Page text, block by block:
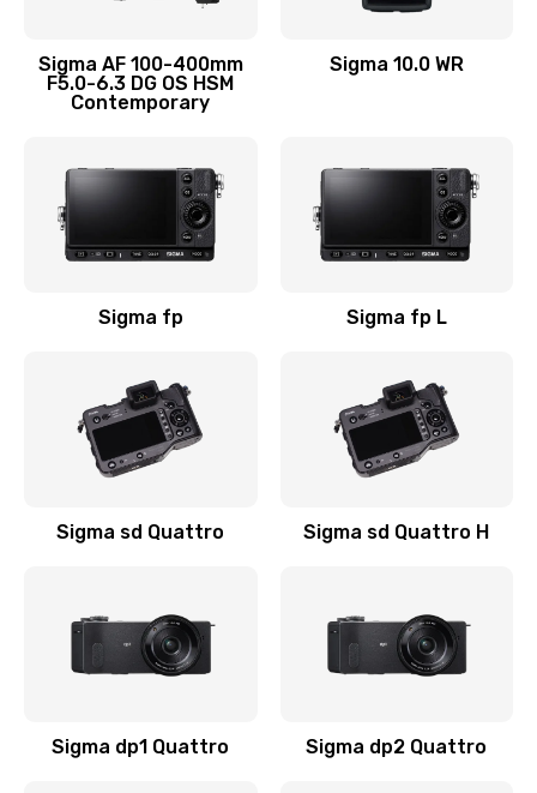
Sigma AF 100-400mm
F5.0-6.3 DG OS HSM
Contemporary
Sigma 10.0 WR
Sigma fp Sigma fp L
Sigma sd Quattro Sigma sd Quattro H
Sigma dp1 Quattro Sigma dp2 Quattro